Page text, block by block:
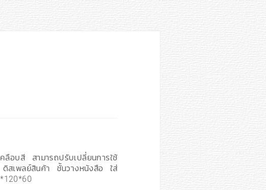
คลือบสี สามารถปรับเปลี่ยนการใช้
ดิสเพลย์สินค้า ชั้นวางหนังสือ ใส่